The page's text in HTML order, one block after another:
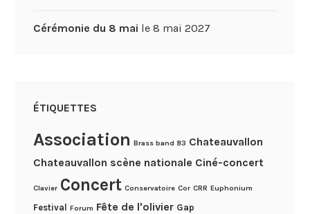
Cérémonie du 8 mai le 8 mai 2027
ÉTIQUETTES
Association Brass band 83 Chateauvallon
Chateauvallon scène nationale Ciné-concert
Clavier Concert Conservatoire Cor CRR Euphonium
Festival Forum Fête de l'olivier Gap